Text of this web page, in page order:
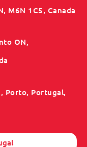
M6N 1C5, Canada
ON,
Porto, Portugal,